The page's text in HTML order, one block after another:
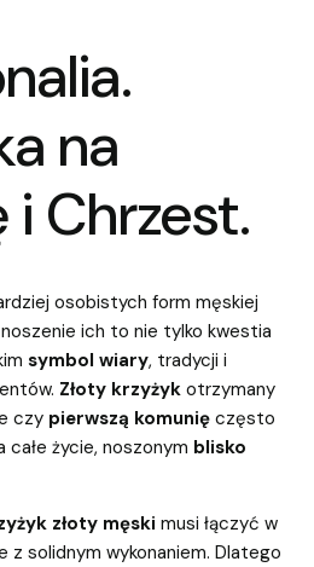
na
i Chrzest.
osobistych form męskiej
ich to nie tylko kwestia
symbol wiary, tradycji i
Złoty krzyżyk otrzymany
czy pierwszą komunię często
życie, noszonym blisko
złoty męski musi łączyć w
z solidnym wykonaniem. Dlatego